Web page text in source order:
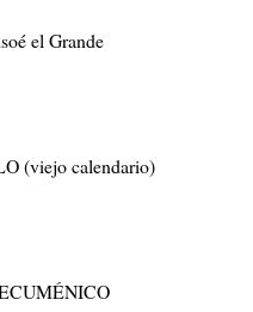
el Grande
(viejo calendario)